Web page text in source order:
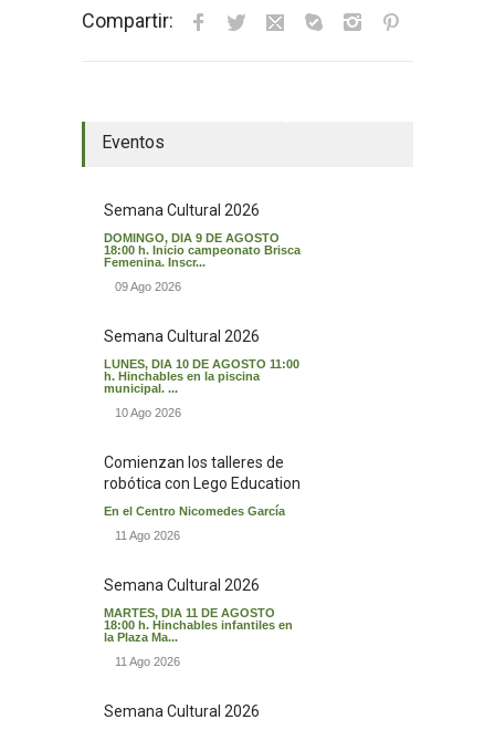
Compartir:
Eventos
Semana Cultural 2026
DOMINGO, DIA 9 DE AGOSTO
18:00 h. Inicio campeonato Brisca
Femenina. Inscr...
09 Ago 2026
Semana Cultural 2026
LUNES, DIA 10 DE AGOSTO 11:00
h. Hinchables en la piscina
municipal. ...
10 Ago 2026
Comienzan los talleres de
robótica con Lego Education
En el Centro Nicomedes García
11 Ago 2026
Semana Cultural 2026
MARTES, DIA 11 DE AGOSTO
18:00 h. Hinchables infantiles en
la Plaza Ma...
11 Ago 2026
Semana Cultural 2026